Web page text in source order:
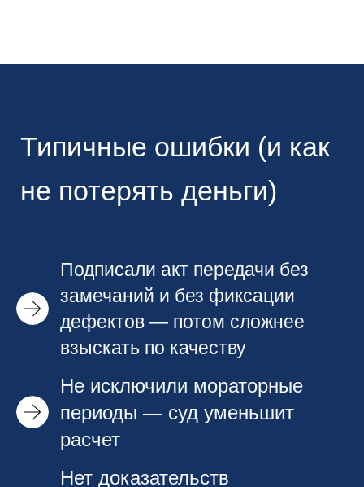
Типичные ошибки (и как
не потерять деньги)
Подписали акт передачи без
замечаний и без фиксации
дефектов — потом сложнее
взыскать по качеству
Не исключили мораторные
периоды — суд уменьшит
расчет
Нет доказательств